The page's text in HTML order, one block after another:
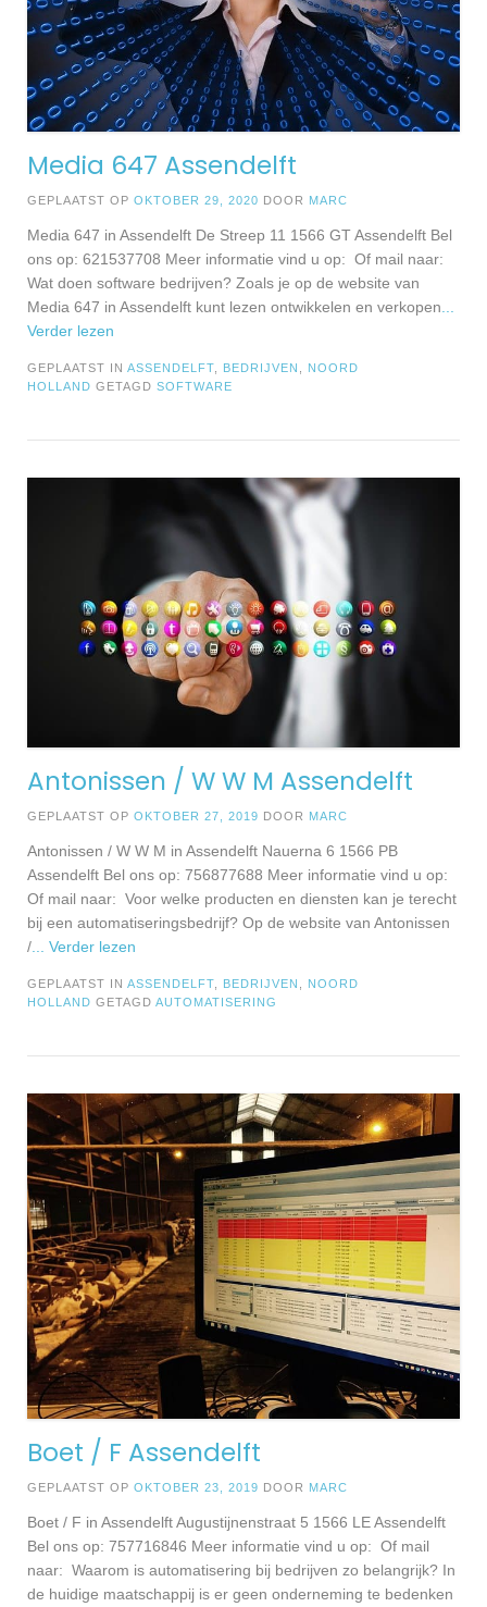
Media 647 Assendelft
GEPLAATST OP OKTOBER 29, 2020 DOOR MARC
Media 647 in Assendelft De Streep 11 1566 GT Assendelft Bel
ons op: 621537708 Meer informatie vind u op: Of mail naar:
Wat doen software bedrijven? Zoals je op de website van
Media 647 in Assendelft kunt lezen ontwikkelen en verkopen
Verder lezen
GEPLAATST IN ASSENDELFT BEDRIJVEN
NOORD
HOLLAND GETAGD SOFTWARE
Antonissen / W W M Assendelft
GEPLAATST OP OKTOBER 27, 2019 DOOR MARC
Antonissen / W W M in Assendelft Nauerna 6 1566 PB
Assendelft Bel ons op: 756877688 Meer informatie vind u op:
Of mail naar: Voor welke producten en diensten kan je terecht
bij een automatiseringsbedrijf? Op de website van Antonissen
/... Verder lezen
GEPLAATST IN ASSENDELFT, BEDRIJVEN , NOORD
HOLLAND GETAGD AUTOMATISERING
Boet / F Assendelft
GEPLAATST OP OKTOBER 23, 2019 DOOR MARC
Boet / F in Assendelft Augustijnenstraat 5 1566 LE Assendelft
Bel ons op: 757716846 Meer informatie vind u op: Of mail
naar: Waarom is automatisering bij bedrijven zo belangrijk? In
de huidige maatschappij is er geen onderneming te bedenken